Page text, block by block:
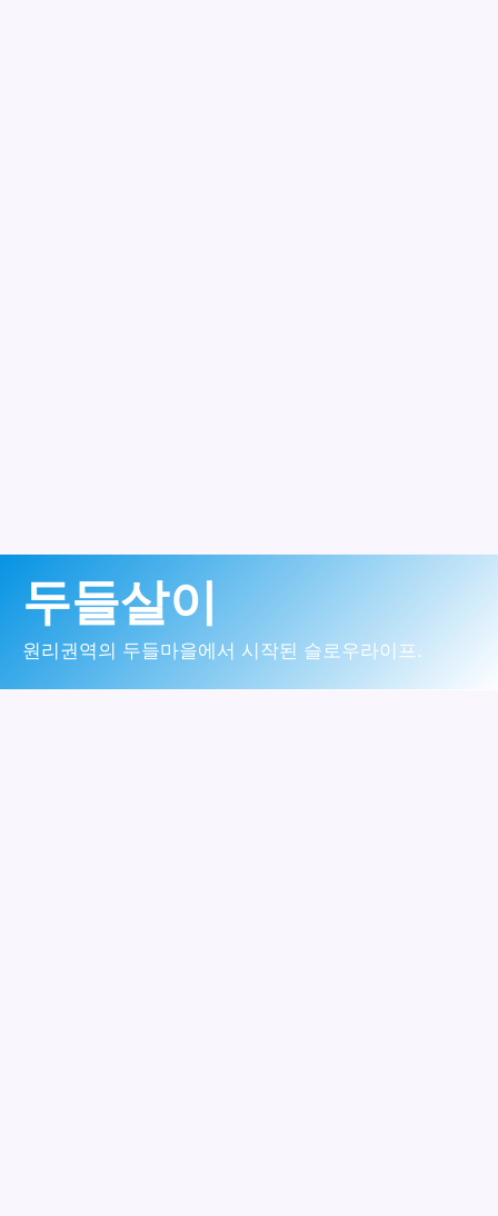
로
두들살이
원리권역의 두들마을에서 시작된 슬로우라이프.